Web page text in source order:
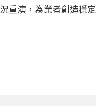
重演，為業者創造穩定